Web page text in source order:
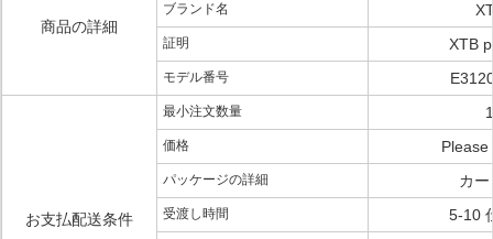
商品の詳細
ブランド名
証明 XTB
モデル番号
お支払配送条件
最小注文数量 1
価格 Please
パッケージの詳細 カ
受渡し時間 5-10